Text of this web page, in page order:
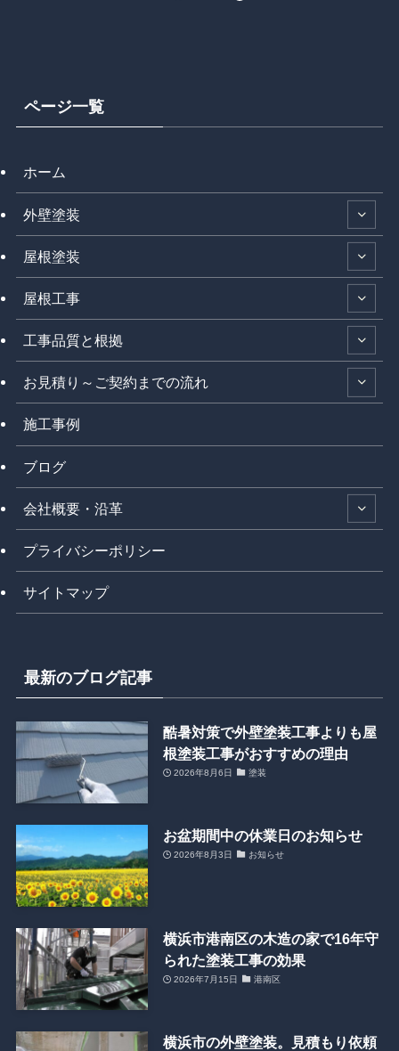
ページ一覧
ホーム
外壁塗装
屋根塗装
屋根工事
工事品質と根拠
お見積り～ご契約までの流れ
施工事例
ブログ
会社概要・沿革
プライバシーポリシー
サイトマップ
最新のブログ記事
酷暑対策で外壁塗装工事よりも屋
根塗装工事がおすすめの理由
2026年8月6日 塗装
お盆期間中の休業日のお知らせ
2026年8月3日 お知らせ
横浜市港南区の木造の家で16年守
られた塗装工事の効果
2026年7月15日 港南区
横浜市の外壁塗装。見積もり依頼